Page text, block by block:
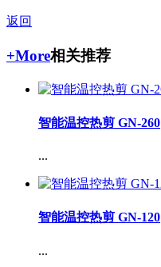
返回
+More相关推荐
智能温控热剪 GN-260
...
智能温控热剪 GN-120
...